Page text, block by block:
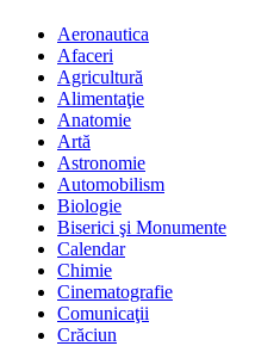
Aeronautica
Afaceri
Agricultură
Alimentaţie
Anatomie
Artă
Astronomie
Automobilism
Biologie
Biserici şi Monumente
Calendar
Chimie
Cinematografie
Comunicaţii
Crăciun